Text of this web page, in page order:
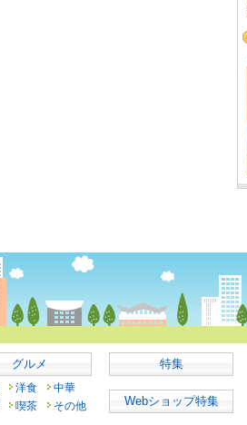
グルメ
洋食
中華
喫茶 その他
特集
Webショップ特集